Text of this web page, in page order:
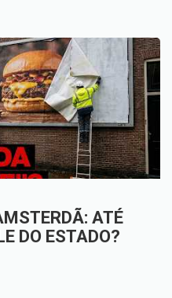
ATÉ
DO ESTADO?